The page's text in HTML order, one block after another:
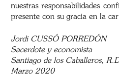
nuestras responsabilidades
presente con su gracia en la
Jordi CUSSÓ PORREDÓN
Sacerdote y economista
Santiago de los Caballeros,
Marzo 2020